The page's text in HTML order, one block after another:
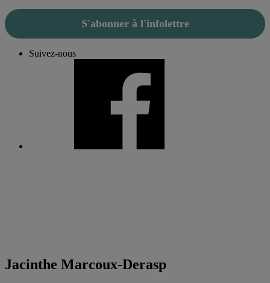
S'abonner à l'infolettre
Suivez-nous
Jacinthe Marcoux-Derasp